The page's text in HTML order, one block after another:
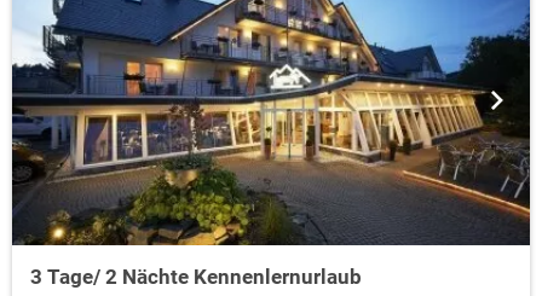
3 Tage/ 2 Nächte Kennenlernurlaub